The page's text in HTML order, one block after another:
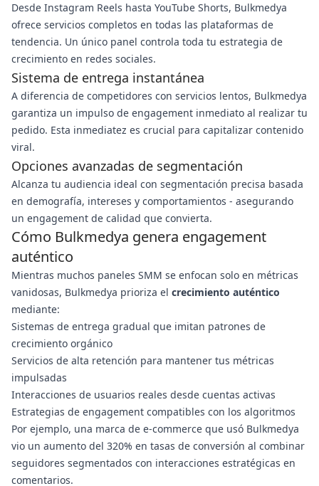
Desde Instagram Reels hasta YouTube Shorts, Bulkmedya
ofrece servicios completos en todas las plataformas de
tendencia. Un único panel controla toda tu estrategia de
crecimiento en redes sociales.
Sistema de entrega instantánea
A diferencia de competidores con servicios lentos, Bulkmedya
garantiza un impulso de engagement inmediato al realizar tu
pedido. Esta inmediatez es crucial para capitalizar contenido
viral.
Opciones avanzadas de segmentación
Alcanza tu audiencia ideal con segmentación precisa basada
en demografía, intereses y comportamientos - asegurando
un engagement de calidad que convierta.
Cómo Bulkmedya genera engagement
auténtico
Mientras muchos paneles SMM se enfocan solo en métricas
vanidosas, Bulkmedya prioriza el crecimiento auténtico
mediante:
Sistemas de entrega gradual que imitan patrones de
crecimiento orgánico
Servicios de alta retención para mantener tus métricas
impulsadas
Interacciones de usuarios reales desde cuentas activas
Estrategias de engagement compatibles con los algoritmos
Por ejemplo, una marca de e-commerce que usó Bulkmedya
vio un aumento del 320% en tasas de conversión al combinar
seguidores segmentados con interacciones estratégicas en
comentarios.